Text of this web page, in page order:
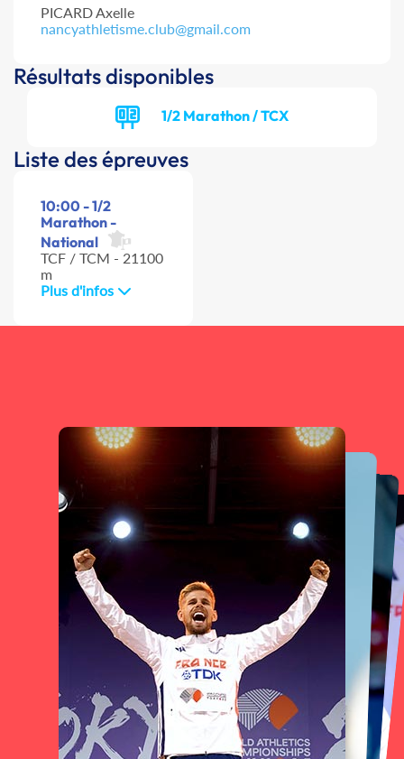
PICARD Axelle
nancyathletisme.club@gmail.com
Résultats disponibles
1/2 Marathon / TCX
Liste des épreuves
10:00 - 1/2
Marathon -
National
TCF / TCM - 21100
m
Plus d'infos